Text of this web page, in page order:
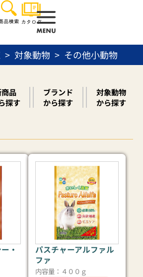
対象動物 その他小動物
品
探す
ブランド
から探す
対象動物
から探す
・
パスチャーアルファル
ファ
内容量：４００ｇ